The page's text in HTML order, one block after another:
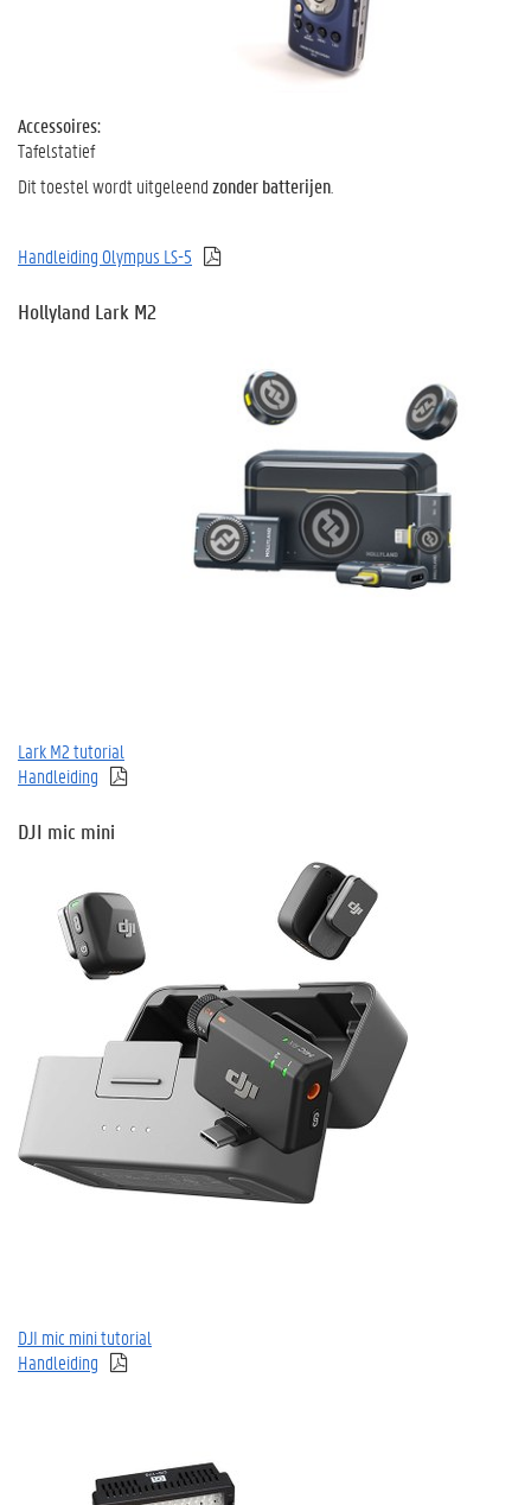
Accessoires:
Tafelstatief
Dit toestel wordt uitgeleendzonder batterijen
Handleiding Olympus LS-5
Hollyland Lark M2
Lark M2 tutorial
Handleiding
DJI mic mini
DJI mic mini tutorial
Handleiding